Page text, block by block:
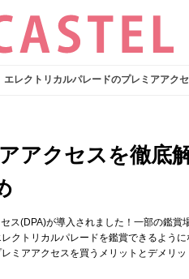
エレクトリカルパレードのプレミアアク
アクセスを徹底
ス(DPA)が導入されました！一部の鑑賞
クトリカルパレードを鑑賞できるように
ミアアクセスを買うメリットとデメリッ